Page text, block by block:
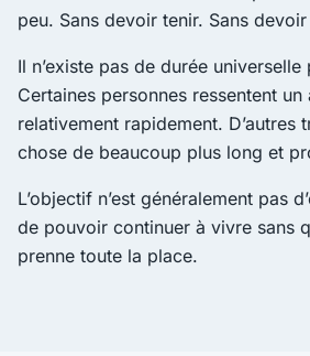
peu. Sans devoir tenir. Sans
Il n’existe pas de durée
Certaines personnes ressentent un
relativement rapidement. D’autres
chose de beaucoup plus long et
L’objectif n’est généralement pas
de pouvoir continuer à vivre sans
prenne toute la place.